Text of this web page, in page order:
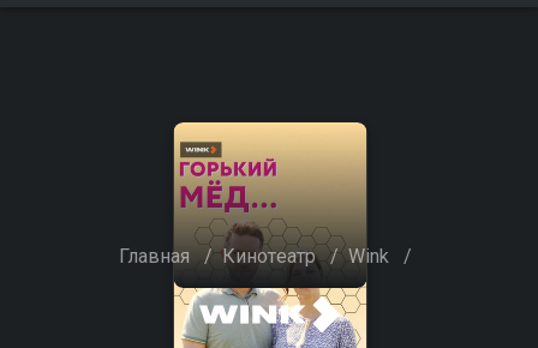
Главная / Кинотеатр / Wink /